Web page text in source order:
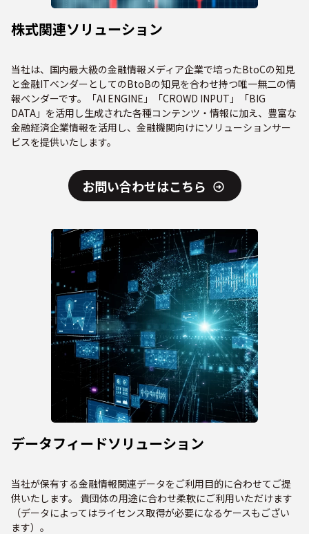
株式関連ソリューション
当社は、国内最大級の金融情報メディア企業で培ったBtoCの知見
と金融ITベンダーとしてのBtoBの知見を合わせ持つ唯一無二の情
報ベンダーです。「AI ENGINE」「CROWD INPUT」「BIG
DATA」を活用し生成された各種コンテンツ・情報に加え、豊富な
金融経済企業情報を活用し、金融機関向けにソリューションサー
ビスを提供いたします。
お問い合わせはこちら
データフィードソリューション
当社が保有する金融情報関連データをご利用目的に合わせてご提
供いたします。 貴団体の用途に合わせ柔軟にご利用いただけます
（データによってはライセンス取得が必要になるケースもござい
ます）。